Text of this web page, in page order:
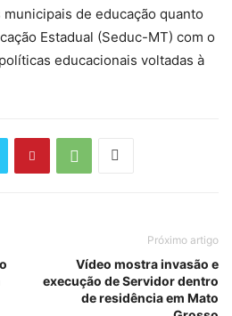
de educação quanto
Estadual (Seduc-MT) com o
educacionais voltadas à
Próximo artigo
Vídeo mostra invasão e
execução de Servidor dentro
de residência em Mato